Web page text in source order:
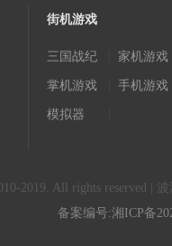
街机游戏
三国战纪 家机游戏
掌机游戏 手机游戏
模拟器
2019. All rights reserved | 波
备案编号:湘ICP备